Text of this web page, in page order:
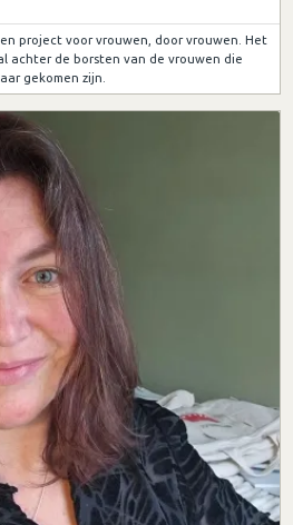
project voor vrouwen, door vrouwen. Het
achter de borsten van de vrouwen die
gekomen zijn.